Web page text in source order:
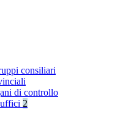
consiliari
di controllo
2